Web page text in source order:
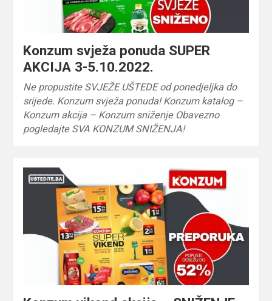
Konzum svježa ponuda SUPER
AKCIJA 3-5.10.2022.
Ne propustite SVJEŽE UŠTEDE od ponedjeljka do
srijede. Konzum svježa ponuda! Konzum katalog –
Konzum akcija – Konzum sniženje Obavezno
pogledajte SVA KONZUM SNIŽENJA!